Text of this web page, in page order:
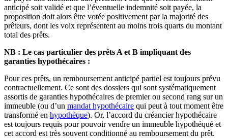
anticipé soit validé et que l’éventuelle indemnité soit payée, la
proposition doit alors être votée positivement par la majorité des
prêteurs, dont les voix représentent au moins trois quarts du montant
total des prêts.
NB : Le cas particulier des prêts A et B impliquant des
garanties hypothécaires :
Pour ces prêts, un remboursement anticipé partiel est toujours prévu
contractuellement. Ce sont des dossiers qui sont systématiquement
assortis de garanties hypothécaires de premier ou second rang sur un
immeuble (ou d’un mandat hypothécaire qui peut à tout moment être
transformé en hypothèque). Or, l’accord du créancier hypothécaire
est toujours requis pour pouvoir vendre un immeuble hypothéqué et
cet accord est très souvent conditionné au remboursement du prêt.